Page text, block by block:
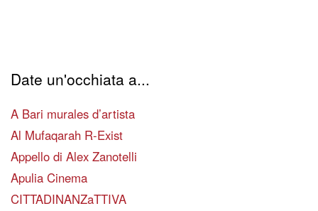
Date un'occhiata a...
A Bari murales d’artista
Al Mufaqarah R-Exist
Appello di Alex Zanotelli
Apulia Cinema
CITTADINANZaTTIVA